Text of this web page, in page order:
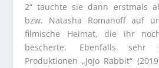
2“ tauchte sie dann erstmals
bzw. Natasha Romanoff auf
filmische Heimat, die ihr
bescherte. Ebenfalls sehr
Produktionen „Jojo Rabbit“